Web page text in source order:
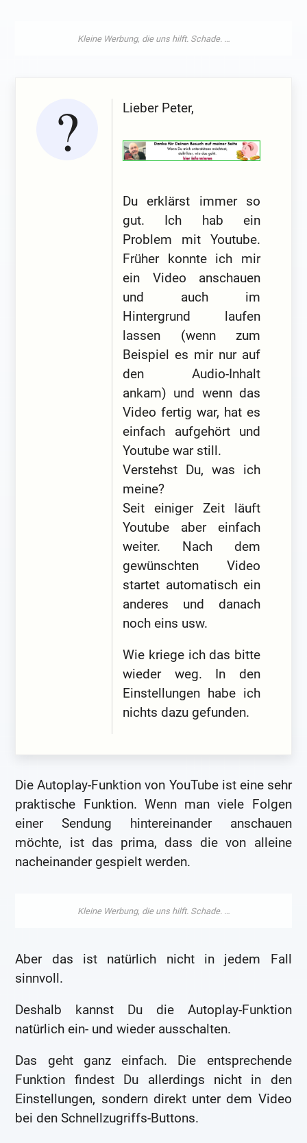
Lieber Peter,
Du erklärst immer so
gut. Ich hab ein
Problem mit Youtube.
Früher konnte ich mir
ein Video anschauen
und auch im
Hintergrund laufen
lassen (wenn zum
Beispiel es mir nur auf
den Audio-Inhalt
ankam) und wenn das
Video fertig war, hat es
einfach aufgehört und
Youtube war still.
Verstehst Du, was ich
meine?
Seit einiger Zeit läuft
Youtube aber einfach
weiter. Nach dem
gewünschten Video
startet automatisch ein
anderes und danach
noch eins usw.
Wie kriege ich das bitte
wieder weg. In den
Einstellungen habe ich
nichts dazu gefunden.
Die Autoplay-Funktion von YouTube ist eine sehr
praktische Funktion. Wenn man viele Folgen
einer Sendung hintereinander anschauen
möchte, ist das prima, dass die von alleine
nacheinander gespielt werden.
Aber das ist natürlich nicht in jedem Fall
sinnvoll.
Deshalb kannst Du die Autoplay-Funktion
natürlich ein- und wieder ausschalten.
Das geht ganz einfach. Die entsprechende
Funktion findest Du allerdings nicht in den
Einstellungen, sondern direkt unter dem Video
bei den Schnellzugriffs-Buttons.